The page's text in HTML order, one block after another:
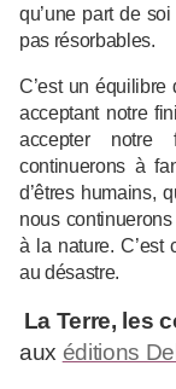
qu’une part de
pas résorbables.
C’est un équilibre
acceptant notre
accepter notre
continuerons à
d’êtres humains,
nous
à la nature. C’est
au désastre.
La Terre, les
aux éditions